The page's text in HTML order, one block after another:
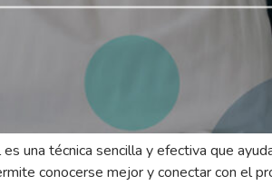
una técnica sencilla y efectiva que
conocerse mejor y conectar con el